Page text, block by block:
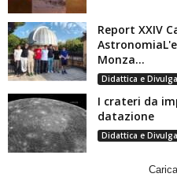
Report XXIV
Monza...
Didattica e
I crateri da
datazione
Didattica e